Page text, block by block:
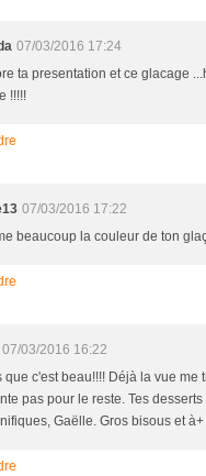
07/03/2016 17:24
ta presentation et ce glacage
!!!!!
07/03/2016 17:22
beaucoup la couleur de ton
07/03/2016 16:22
que c'est beau!!!! Déjà la vue me
pas pour le reste. Tes
Gaëlle. Gros bisous et à+